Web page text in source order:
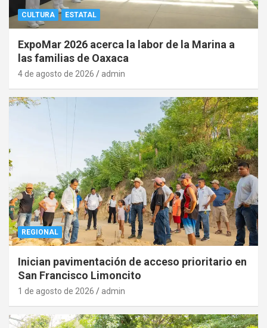
CULTURA ESTATAL
ExpoMar 2026 acerca la labor de la Marina a
las familias de Oaxaca
4 de agosto de 2026 admin
REGIONAL
Inician pavimentación de acceso prioritario en
San Francisco Limoncito
1 de agosto de 2026 admin